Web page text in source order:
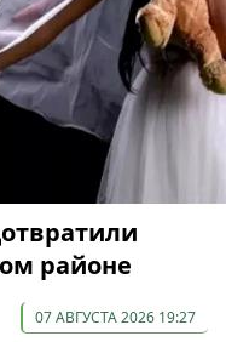
районе
07 АВГУСТА 2026 19:27